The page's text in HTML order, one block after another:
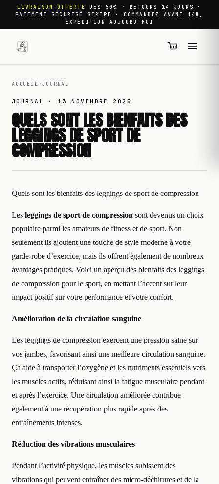
LIVRAISON OFFERTE
DÈS 50€ · RETOURS 14 JOURS ·
PAIEMENT SÉCURISÉ STRIPE · COMMANDEZ AVANT 14H,
EXPÉDITION AUJOURD'HUI
ACCUEIL ·JOURNAL
JOURNAL · 13 NOVEMBRE 2025
QUELS SONT LES BIENFAITS DES
LEGGINGS DE SPORT DE
COMPRESSION
Quels sont les bienfaits des leggings de sport de compression
Les leggings de sport de compression sont devenus un choix
populaire parmi les amateurs de fitness et de sport. Non
seulement ils ajoutent une touche de style moderne à votre
garde-robe d’exercice, mais ils offrent également de nombreux
avantages pratiques. Voici un aperçu des bienfaits des leggings
de compression pour le sport, en mettant l’accent sur leur
impact positif sur votre performance et votre confort.
Amélioration de la circulation sanguine
Les leggings de compression exercent une pression saine sur
vos jambes, favorisant ainsi une meilleure circulation sanguine.
Ça aide à transporter l’oxygène et les nutriments essentiels vers
les muscles actifs, réduisant ainsi la fatigue musculaire pendant
et après l’exercice. Une circulation améliorée contribue
également à une récupération plus rapide après des
entraînements intenses.
Réduction des vibrations musculaires
Pendant l’activité physique, les muscles subissent des
vibrations qui peuvent entraîner des micro-déchirures et de la